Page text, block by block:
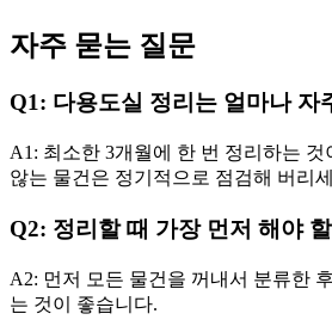
자주 묻는 질문
Q1: 다용도실 정리는 얼마나 자
A1: 최소한 3개월에 한 번 정리하는 것
않는 물건은 정기적으로 점검해 버리
Q2: 정리할 때 가장 먼저 해야
A2: 먼저 모든 물건을 꺼내서 분류한
는 것이 좋습니다.